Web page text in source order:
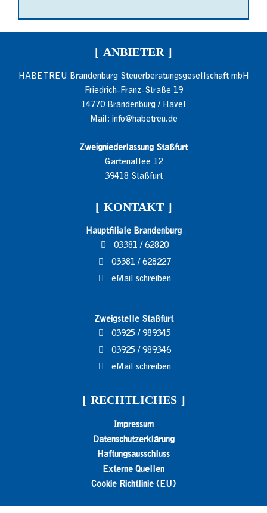
ANBIETER
HABETREU Brandenburg Steuerberatungsgesellschaft mbH
Friedrich-Franz-Straße 19
14770 Brandenburg / Havel
Mail: info@habetreu.de
Zweigniederlassung Staßfurt
Gartenallee 12
39418 Staßfurt
KONTAKT
Hauptfiliale Brandenburg
03381 / 62820
03381 / 628227
eMail schreiben
Zweigstelle Staßfurt
03925 / 989345
03925 / 989346
eMail schreiben
RECHTLICHES
Impressum
Datenschutzerklärung
Haftungsausschluss
Externe Quellen
Cookie Richtlinie (EU)